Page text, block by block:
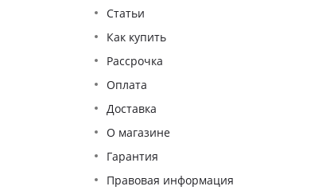
Статьи
Как купить
Рассрочка
Оплата
Доставка
О магазине
Гарантия
Правовая информация